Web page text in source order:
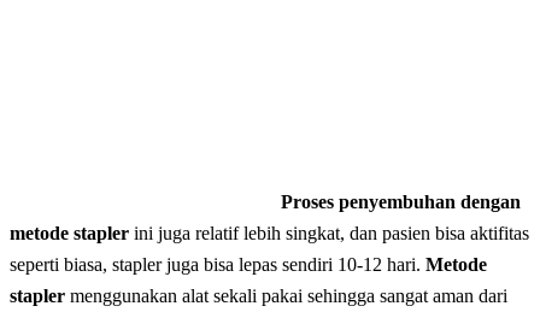
Proses penyembuhan dengan
metode stapler ini juga relatif lebih singkat, dan pasien bisa aktifitas
seperti biasa, stapler juga bisa lepas sendiri 10-12 hari. Metode
stapler menggunakan alat sekali pakai sehingga sangat aman dari